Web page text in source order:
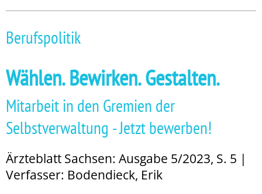
Berufspolitik
Wählen. Bewirken. Gestalten.
Mitarbeit in den Gremien der
Selbstverwaltung - Jetzt bewerben!
Ärzteblatt Sachsen: Ausgabe 5/2023, S. 5 |
Verfasser: Bodendieck, Erik